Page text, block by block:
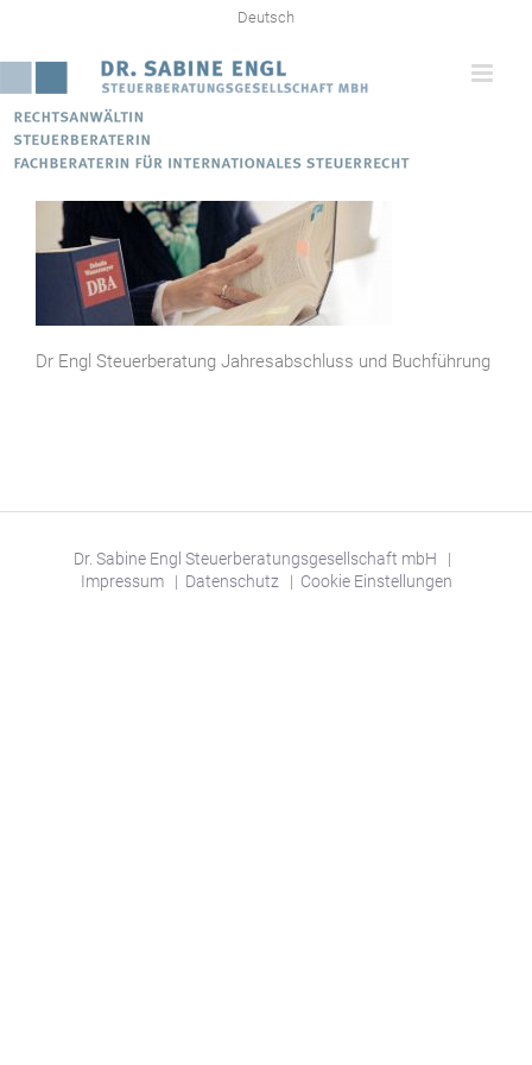
springen
Deutsch
Dr Engl Steuerberatung Jahresabschluss und Buchführung
Dr. Sabine Engl Steuerberatungsgesellschaft mbH |
Impressum| Datenschutz | Cookie Einstellungen